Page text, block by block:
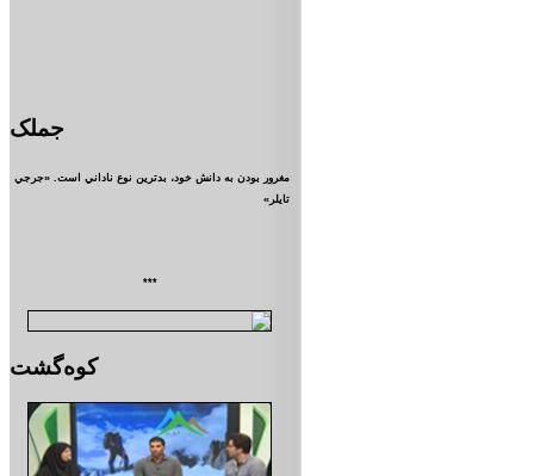
جملک
مغرور بودن به دانش خود، بدترين نوع ناداني است. «جرجي
تايلر»
***
کوه‌گشت